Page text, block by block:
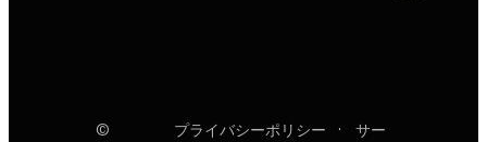
©
プライバシーポリシー ·
サー